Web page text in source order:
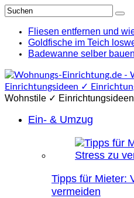
Fliesen entfernen und
Goldfische im Teich
Badewanne selber bauen
Wohnstile ✓
Ein- & Umzug
Tipps für Mieter:
vermeiden